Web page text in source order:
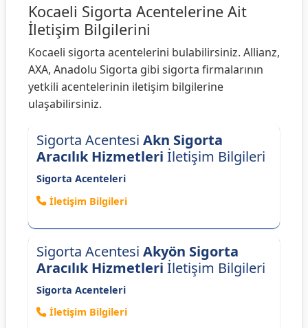
Kocaeli Sigorta Acentelerine Ait
İletişim Bilgilerini
Kocaeli sigorta acentelerini bulabilirsiniz. Allianz,
AXA, Anadolu Sigorta gibi sigorta firmalarının
yetkili acentelerinin iletişim bilgilerine
ulaşabilirsiniz.
Sigorta Acentesi Akn Sigorta
Aracılık Hizmetleri İletişim Bilgileri
Sigorta Acenteleri
İletişim Bilgileri
Sigorta Acentesi Akyön Sigorta
Aracılık Hizmetleri İletişim Bilgileri
Sigorta Acenteleri
İletişim Bilgileri